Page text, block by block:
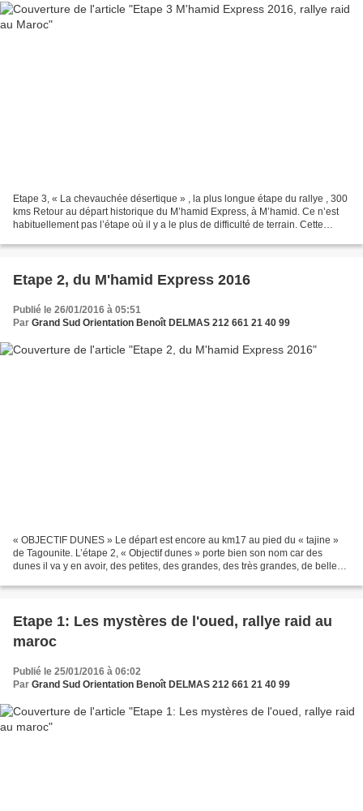
Etape 3, « La chevauchée désertique » , la plus longue étape du rallye , 300
kms Retour au départ historique du M’hamid Express, à M’hamid. Ce n’est
habituellement pas l’étape où il y a le plus de difficulté de terrain. Cette
Etape 2, du M'hamid Express 2016
Publié le 26/01/2016 à 05:51
Par Grand Sud Orientation Benoît DELMAS 212 661 21 40 99
« OBJECTIF DUNES » Le départ est encore au km17 au pied du « tajine »
de Tagounite. L’étape 2, « Objectif dunes » porte bien son nom car des
dunes il va y en avoir, des petites, des grandes, des très grandes, de belles
Etape 1: Les mystères de l'oued, rallye raid au
maroc
Publié le 25/01/2016 à 06:02
Par Grand Sud Orientation Benoît DELMAS 212 661 21 40 99